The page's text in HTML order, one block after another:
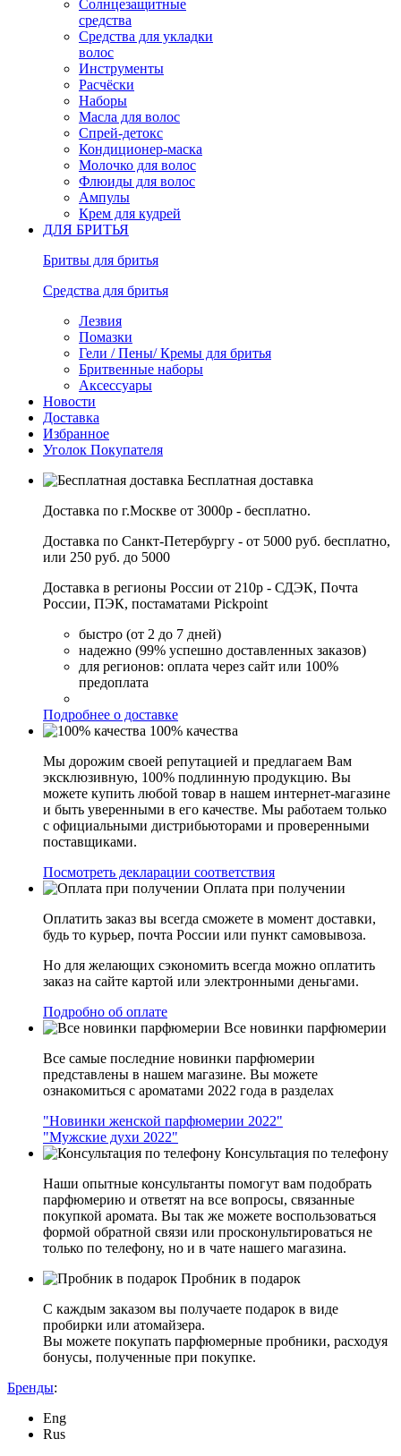
Солнцезащитные
средства
Средства для укладки
волос
Инструменты
Расчёски
Наборы
Масла для волос
Спрей-детокс
Кондиционер-маска
Молочко для волос
Флюиды для волос
Ампулы
Крем для кудрей
ДЛЯ БРИТЬЯ
Бритвы для бритья
Средства для бритья
Лезвия
Помазки
Гели / Пены/ Кремы для бритья
Бритвенные наборы
Аксессуары
Новости
Доставка
Избранное
Уголок Покупателя
Бесплатная доставка
Доставка по г.Москве от 3000р - бесплатно.
Доставка по Санкт-Петербургу - от 5000 руб. бесплатно,
или 250 руб. до 5000
Доставка в регионы России от 210р - СДЭК, Почта
России, ПЭК, постаматами Pickpoint
быстро (от 2 до 7 дней)
надежно (99% успешно доставленных заказов)
для регионов: оплата через сайт или 100%
предоплата
Подробнее о доставке
100% качества
Мы дорожим своей репутацией и предлагаем Вам
эксклюзивную, 100% подлинную продукцию. Вы
можете купить любой товар в нашем интернет-магазине
и быть уверенными в его качестве. Мы работаем только
с официальными дистрибьюторами и проверенными
поставщиками.
Посмотреть декларации соответствия
Оплата при получении
Оплатить заказ вы всегда сможете в момент доставки,
будь то курьер, почта России или пункт самовывоза.
Но для желающих сэкономить всегда можно оплатить
заказ на сайте картой или электронными деньгами.
Подробно об оплате
Все новинки парфюмерии
Все самые последние новинки парфюмерии
представлены в нашем магазине. Вы можете
ознакомиться с ароматами 2022 года в разделах
"Новинки женской парфюмерии 2022"
"Мужские духи 2022"
Консультация по телефону
Наши опытные консультанты помогут вам подобрать
парфюмерию и ответят на все вопросы, связанные
покупкой аромата. Вы так же можете воспользоваться
формой обратной связи или просконультироваться не
только по телефону, но и в чате нашего магазина.
Пробник в подарок
С каждым заказом вы получаете подарок в виде
пробирки или атомайзера.
Вы можете покупать парфюмерные пробники, расходуя
бонусы, полученные при покупке.
Бренды:
Eng
Rus